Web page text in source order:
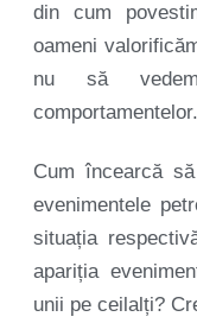
din cum
oameni
nu să
comportamentelor.
Cum încearcă
evenimentele
situația
apariția
unii pe ceilalți?